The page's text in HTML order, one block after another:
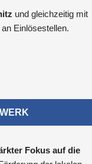
und gleichzeitig mit
Einlösestellen.
Fokus auf die